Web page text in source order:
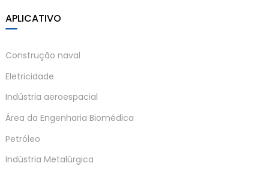
APLICATIVO
Construção naval
Eletricidade
Indústria aeroespacial
Área da Engenharia Biomédica
Petróleo
Indústria Metalúrgica